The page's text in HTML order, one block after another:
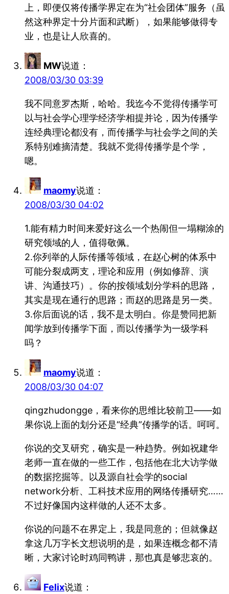
上，即便仅将传播学界定在为“社会团体”服务（虽
然这种界定十分片面和武断），如果能够做得专
业，也是让人欣喜的。
MW说道：
2008/03/30 03:39
我不同意罗杰斯，哈哈。我迄今不觉得传播学可
以与社会学心理学经济学相提并论，因为传播学
连经典理论都没有，而传播学与社会学之间的关
系特别难摘清楚。我就不觉得传播学是个学，
嗯。
maomy说道：
2008/03/30 04:02
1.能有精力时间来爱好这么一个热闹但一塌糊涂的
研究领域的人，值得敬佩。
2.你列举的人际传播等领域，在赵心树的体系中
可能分裂成两支，理论和应用（例如修辞、演
讲、沟通技巧）。你的按领域划分学科的思路，
其实是现在通行的思路；而赵的思路是另一类。
3.你后面说的话，我不是太明白。你是赞同把新
闻学放到传播学下面，而以传播学为一级学科
吗？
maomy说道：
2008/03/30 04:07
qingzhudongge，看来你的思维比较前卫——如
果你说上面的划分还是“经典”传播学的话。呵呵。
你说的交叉研究，确实是一种趋势。例如祝建华
老师一直在做的一些工作，包括他在北大访学做
的数据挖掘等。以及源自社会学的social
network分析、工科技术应用的网络传播研究……
不过好像国内这样做的人还不太多。
你说的问题不在界定上，我是同意的；但就像赵
拿这几万字长文想说明的是，如果连概念都不清
晰，大家讨论时鸡同鸭讲，那也真是够悲哀的。
Felix说道：